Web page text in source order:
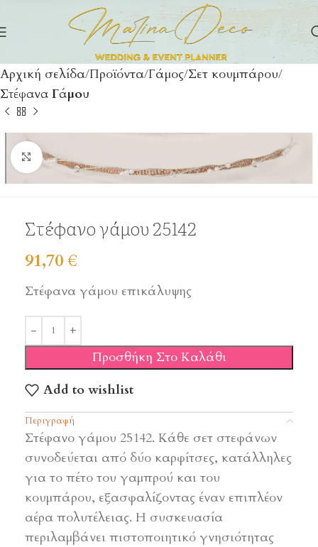
Αρχική σελίδα Προϊόντα Γάμος Σετ κουμπάρου
Στέφανα Γάμου
Click to enlarge
Στέφανο γάμου 25142
91,70€
Στέφανα γάμου επικάλυψης
Προσθήκη Στο Καλάθι
Add to wishlist
Περιγραφή
Στέφανο γάμου 25142. Κάθε σετ στεφάνων
συνοδεύεται από δύο καρφίτσες, κατάλληλες
για το πέτο του γαμπρού και του
κουμπάρου, εξασφαλίζοντας έναν επιπλέον
αέρα πολυτέλειας. Η συσκευασία
περιλαμβάνει πιστοποιητικό γνησιότητας